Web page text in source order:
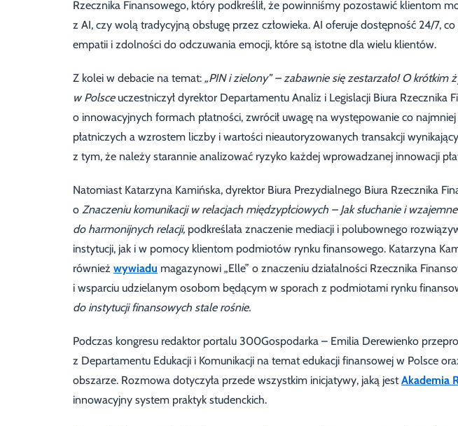
Rzecznika Finansowego, który podkreślił, że powinniśmy pozostawić klientom
z AI, czy wolą tradycyjną obsługę przez człowieka. AI oferuje dostępność 24/7,
empatii i zdolności do odczuwania emocji, które są istotne dla wielu klientów.
Z kolei w debacie na temat: „PIN i zielony” – zabawnie się zestarzało! O krótkim
w Polsceuczestniczył dyrektor Departamentu Analiz i Legislacji Biura Rzecznika
o innowacyjnych formach płatności, zwrócił uwagę na występowanie co
płatniczych a wzrostem liczby i wartości nieautoryzowanych transakcji
z tym, że należy starannie analizować ryzyko każdej wprowadzanej innowacji
Natomiast Katarzyna Kamińska, dyrektor Biura Prezydialnego Biura Rzecznika
o Znaczeniu komunikacji w relacjach międzypłciowych – Jak słuchanie i
do harmonijnych relacji, podkreślała znaczenie mediacji i polubownego
instytucji, jak i w pomocy klientom podmiotów rynku finansowego. Katarzyna
również wywiadu magazynowi „Elle” o znaczeniu działalności Rzecznika
i wsparciu udzielanym osobom będącym w sporach z podmiotami rynku
do instytucji finansowych stale rośnie.
Podczas kongresu redaktor portalu 300Gospodarka – Emilia Derewienko
z Departamentu Edukacji i Komunikacji na temat edukacji finansowej w Polsce
obszarze. Rozmowa dotyczyła przede wszystkim inicjatywy, jaką jestAkademia
innowacyjny system praktyk studenckich.